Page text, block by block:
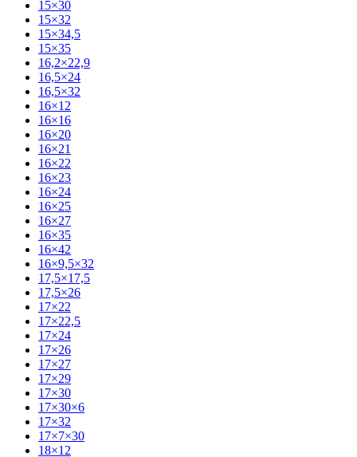
15×30
15×32
15×34,5
15×35
16,2×22,9
16,5×24
16,5×32
16×12
16×16
16×20
16×21
16×22
16×23
16×24
16×25
16×27
16×35
16×42
16×9,5×32
17,5×17,5
17,5×26
17×22
17×22,5
17×24
17×26
17×27
17×29
17×30
17×30×6
17×32
17×7×30
18×12